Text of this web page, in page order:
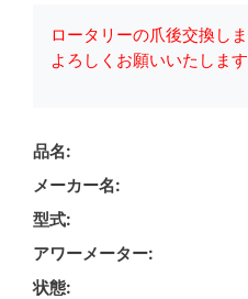
ロータリーの爪後交換しま
よろしくお願いいたします
品名
メーカー名
型式
アワーメーター
状態